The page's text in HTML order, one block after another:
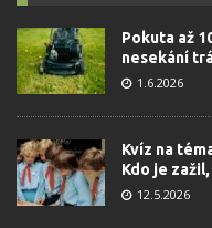
Pokuta až
nesekání
1.6.2026
Kvíz na
Kdo je
12.5.2026